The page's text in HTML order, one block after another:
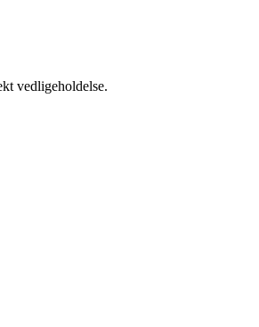
vedligeholdelse.